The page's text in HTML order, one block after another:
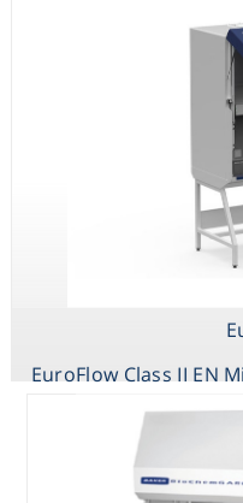
EuroFlow Class II EN